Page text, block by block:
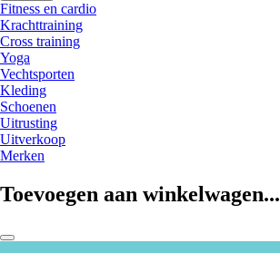
Fitness en cardio
Krachttraining
Cross training
Yoga
Vechtsporten
Kleding
Schoenen
Uitrusting
Uitverkoop
Merken
Toevoegen aan winkelwagen...